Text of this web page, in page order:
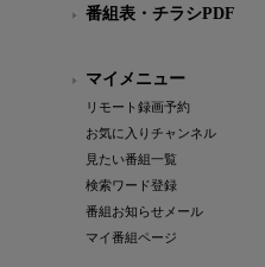
番組表・チラシPDF
マイメニュー
リモート録画予約
お気に入りチャンネル
見たい番組一覧
検索ワード登録
番組お知らせメール
マイ番組ページ